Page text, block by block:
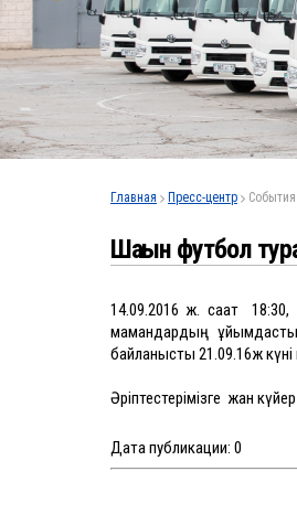
Главная Пресс-центр
Шағын футбол
14.09.2016 ж. сағат
мамандардың
байланысты 21.09.16ж
Әріптестерімізге жан
Дата публикации: 0